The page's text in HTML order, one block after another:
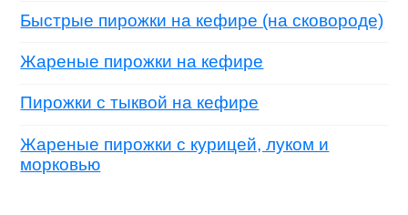
Быстрые пирожки на кефире (на сковороде)
Жареные пирожки на кефире
Пирожки с тыквой на кефире
Жареные пирожки с курицей, луком и
морковью